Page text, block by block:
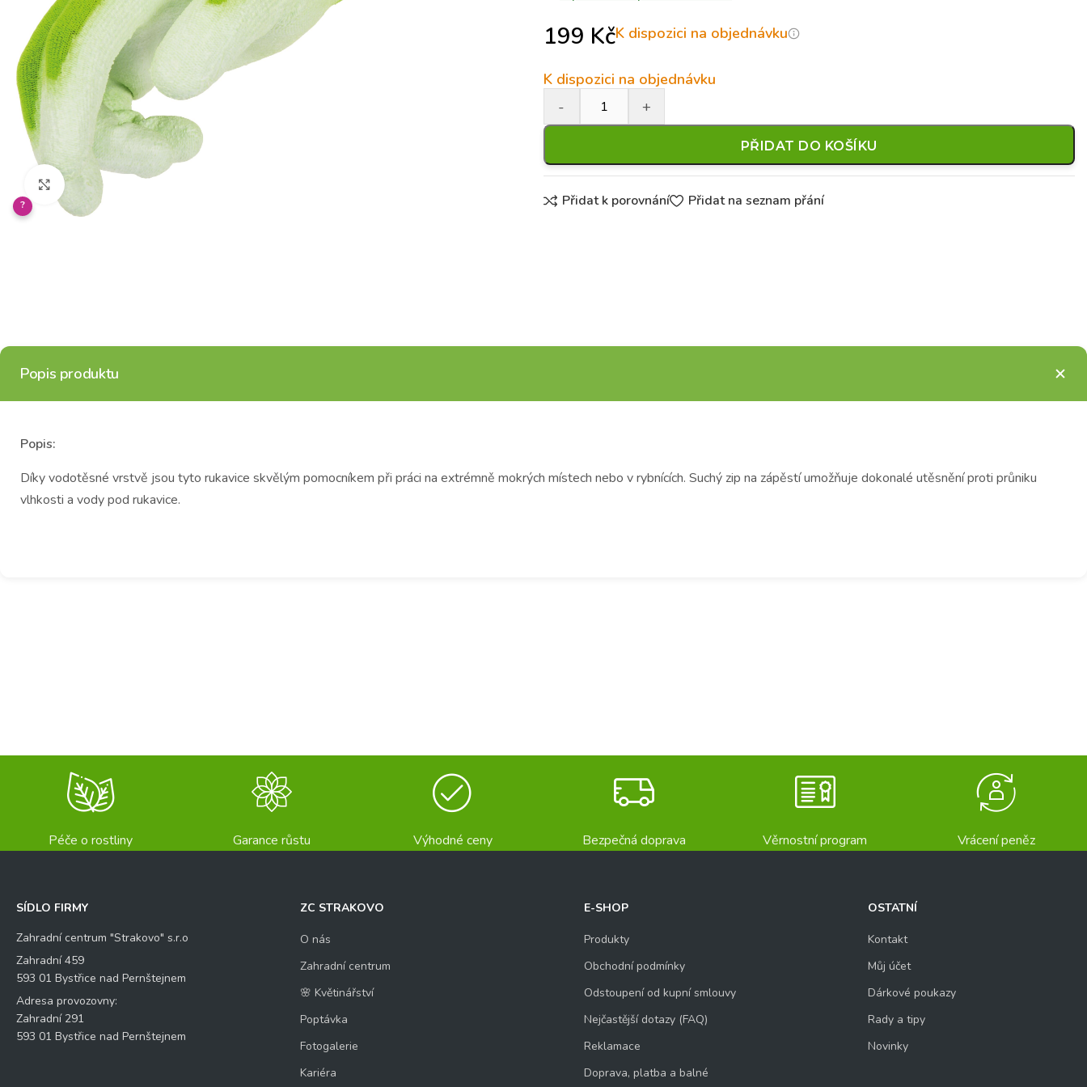
Klikněte pro zvětšení
?
199 KčK dispozici na objednávku
K dispozici na objednávku
PŘIDAT DO KOŠÍKU
Přidat k porovnání Přidat na seznam přání
Popis produktu
Popis:
Díky vodotěsné vrstvě jsou tyto rukavice skvělým pomocníkem při práci na extrémně mokrých místech nebo v rybnících. Suchý zip na zápěstí umožňuje dokonalé utěsnění proti průniku
vlhkosti a vody pod rukavice.
Péče o rostliny Garance růstu Výhodné ceny Bezpečná doprava Věrnostní program Vrácení peněz
SÍDLO FIRMY
Zahradní centrum "Strakovo" s.r.o
Zahradní 459
593 01 Bystřice nad Pernštejnem
Adresa provozovny:
Zahradní 291
593 01 Bystřice nad Pernštejnem
ZC STRAKOVO
O nás
Zahradní centrum
🌸 Květinářství
Poptávka
Fotogalerie
Kariéra
E-SHOP
Produkty
Obchodní podmínky
Odstoupení od kupní smlouvy
Nejčastější dotazy (FAQ)
Reklamace
Doprava, platba a balné
OSTATNÍ
Kontakt
Můj účet
Dárkové poukazy
Rady a tipy
Novinky